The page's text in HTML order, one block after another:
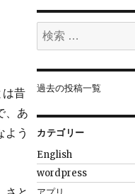
は昔
、あ
よう
検
索:
過去の投稿一覧
カテゴリー
English
wordpress